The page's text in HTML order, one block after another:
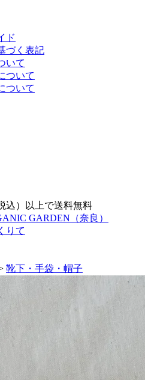
ド
づく表記
いて
ついて
ついて
込）以上で送料無料
GARDEN（奈良）
りて
靴下・手袋・帽子